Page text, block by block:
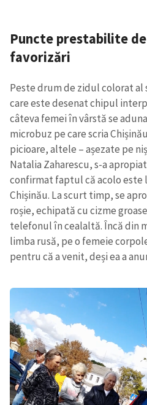
Puncte prestabilite
favorizări
Peste drum de zidul colorat
care este desenat chipul
câteva femei în vârstă se
microbuz pe care scria
picioare, altele – așezate pe
Natalia Zaharescu, s-a
confirmat faptul că acolo este
Chișinău. La scurt timp, se
roșie, echipată cu cizme
telefonul în cealaltă. Încă din
limba rusă, pe o femeie
pentru că a venit, deși ea a